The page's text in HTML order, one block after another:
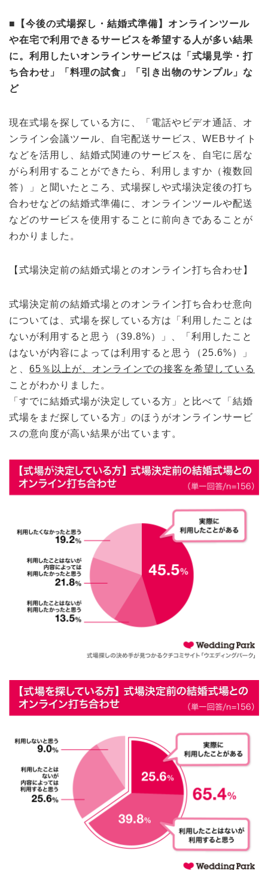
■【今後の式場探し・結婚式準備】オンラインツール
や在宅で利用できるサービスを希望する人が多い結果
に。利用したいオンラインサービスは「式場見学・打
ち合わせ」「料理の試食」「引き出物のサンプル」な
ど
現在式場を探している方に、「電話やビデオ通話、オ
ンライン会議ツール、自宅配送サービス、WEBサイト
などを活用し、結婚式関連のサービスを、自宅に居な
がら利用することができたら、利用しますか（複数回
答）」と聞いたところ、式場探しや式場決定後の打ち
合わせなどの結婚式準備に、オンラインツールや配送
などのサービスを使用することに前向きであることが
わかりました。
【式場決定前の結婚式場とのオンライン打ち合わせ】
式場決定前の結婚式場とのオンライン打ち合わせ意向
については、式場を探している方は「利用したことは
ないが利用すると思う（39.8%）」、「利用したこと
はないが内容によっては利用すると思う（25.6%）」
と、 65％以上が、オンラインでの接客を希望している
ことがわかりました。
「すでに結婚式場が決定している方」と比べて「結婚
式場をまだ探している方」のほうがオンラインサービ
スの意向度が高い結果が出ています。